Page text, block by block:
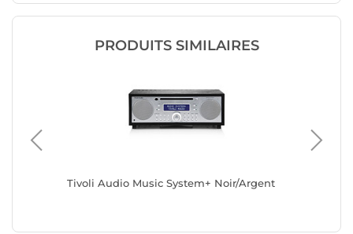
PRODUITS SIMILAIRES
Tivoli Audio Music System+ Noir/Argent